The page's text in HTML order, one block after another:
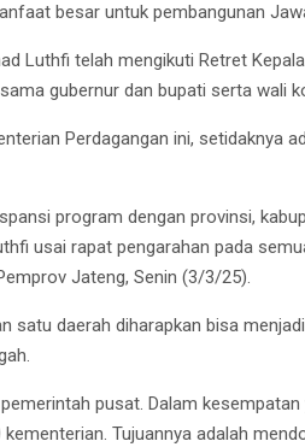
besar untuk pembangunan
Luthfi telah mengikuti Retret
gubernur dan bupati serta wali
Perdagangan ini, setidaknya
program dengan provinsi,
usai rapat pengarahan pada
Jateng, Senin (3/3/25).
satu daerah diharapkan bisa
pusat. Dalam
Tujuannya adalah